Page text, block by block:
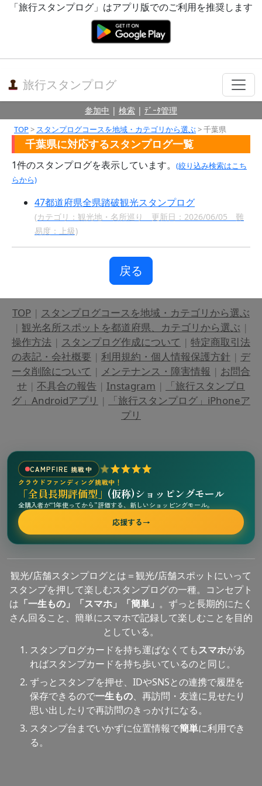
「旅行スタンプログ」はアプリ版でのご利用を推奨します
旅行スタンプログ
参加中 | 検索 | ﾃﾞｰﾀ管理
TOP> スタンプログコースを地域・カテゴリから選ぶ> 千葉県
千葉県に対応するスタンプログ一覧
1件のスタンプログを表示しています。
(絞り込み検索はこち
らから)
47都道府県全県踏破観光スタンプログ
(カテゴリ：観光地・名所巡り 更新日：2026/06/05 難
易度：上級)
戻る
TOP | スタンプログコースを地域・カテゴリから選ぶ
| 観光名所スポットを都道府県、カテゴリから選ぶ |
操作方法 | スタンプログ作成について | 特定商取引法
の表記・会社概要 | 利用規約・個人情報保護方針 | デ
ータ削除について | メンテナンス・障害情報 | お問合
せ | 不具合の報告 | Instagram |
「旅行スタンプロ
グ」Androidアプリ |
「旅行スタンプログ」iPhoneア
プリ
CAMPFIRE 挑戦中
クラウドファンディング挑戦中！
「全員長期評価型」 (仮称)ショッピングモール
全購入者が“1年使ってから”評価する、新しいショッピングモール。
応援する→
観光/店舗スタンプログとは＝観光/店舗スポットにいって
スタンプを押して楽しむスタンプログの一種。コンセプト
は 「一生もの」「スマホ」「簡単」 。ずっと長期的にたく
さん回ること、簡単にスマホで記録して楽しむことを目的
としている。
スタンプログカードを持ち運ばなくてもスマホがあ
ればスタンプカードを持ち歩いているのと同じ。
ずっとスタンプを押せ、IDやSNSとの連携で履歴を
保存できるので一生もの、再訪問・友達に見せたり
思い出したりで再訪問のきっかけになる。
スタンプ台までいかずに位置情報で簡単に利用でき
る。